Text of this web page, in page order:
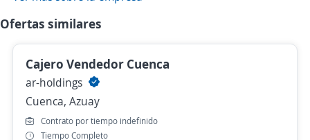
Ofertas similares
Cajero Vendedor Cuenca
ar-holdings
Cuenca, Azuay
Contrato por tiempo indefinido
Tiempo Completo